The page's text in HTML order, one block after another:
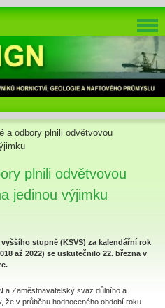
a odbory plnili odvětvovou
plnili odvětvovou
jedinou výjimku
stupně (KSVS) za kalendářní rok
až 2022) se uskutečnilo 22. března v
a Zaměstnavatelský svaz důlního a
že v průběhu hodnoceného období roku